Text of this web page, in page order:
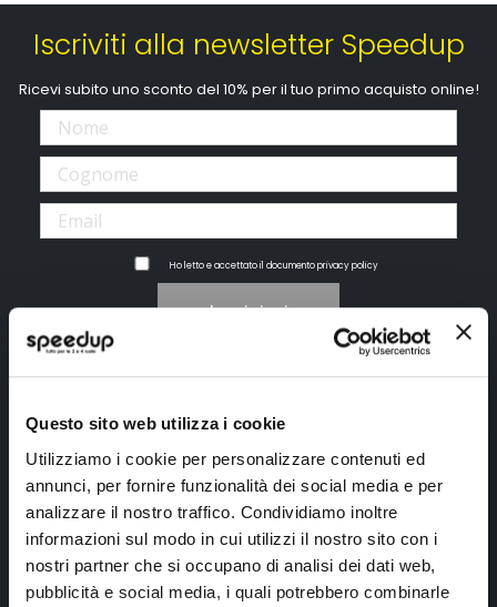
Questo sito web utilizza i cookie
Utilizziamo i cookie per personalizzare contenuti ed
annunci, per fornire funzionalità dei social media e per
analizzare il nostro traffico. Condividiamo inoltre
informazioni sul modo in cui utilizzi il nostro sito con i
nostri partner che si occupano di analisi dei dati web,
pubblicità e social media, i quali potrebbero combinarle
Iscriviti alla newsletter Speedup
Ricevi subito uno sconto del 10% per il tuo primo acquisto online!
Ho letto e accettato il documentoprivacy policy
Iscrivimi
Segui SPEEDUP.IT